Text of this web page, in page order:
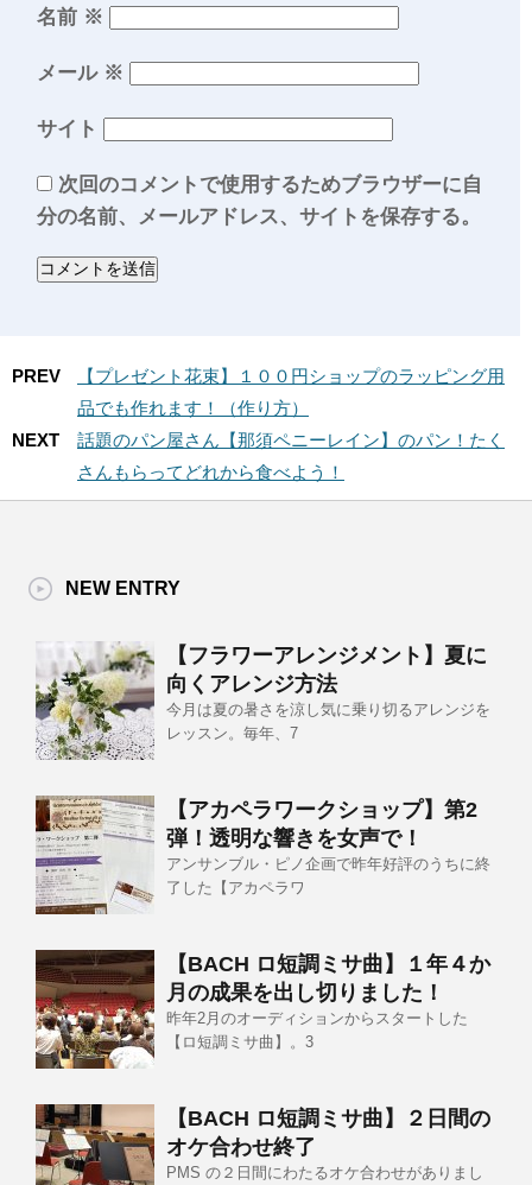
名前 ※
メール ※
サイト
次回のコメントで使用するためブラウザーに自
分の名前、メールアドレス、サイトを保存する。
PREV
【プレゼント花束】１００円ショップのラッピング用
品でも作れます！（作り方）
NEXT
話題のパン屋さん【那須ペニーレイン】のパン！たく
さんもらってどれから食べよう！
NEW ENTRY
【フラワーアレンジメント】夏に
向くアレンジ方法
今月は夏の暑さを涼し気に乗り切るアレンジを
レッスン。毎年、7
【アカペラワークショップ】第2
弾！透明な響きを女声で！
アンサンブル・ピノ企画で昨年好評のうちに終
了した【アカペラワ
【BACH ロ短調ミサ曲】１年４か
月の成果を出し切りました！
昨年2月のオーディションからスタートした
【ロ短調ミサ曲】。3
【BACH ロ短調ミサ曲】２日間の
オケ合わせ終了
PMS の２日間にわたるオケ合わせがありまし